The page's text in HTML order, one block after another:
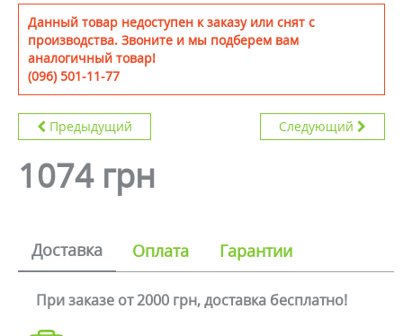
Данный товар недоступен к заказу или снят с
производства. Звоните и мы подберем вам
аналогичный товар!
(096) 501-11-77
Предыдущий Следующий
1074 грн
Доставка Оплата Гарантии
При заказе от 2000 грн, доставка бесплатно!